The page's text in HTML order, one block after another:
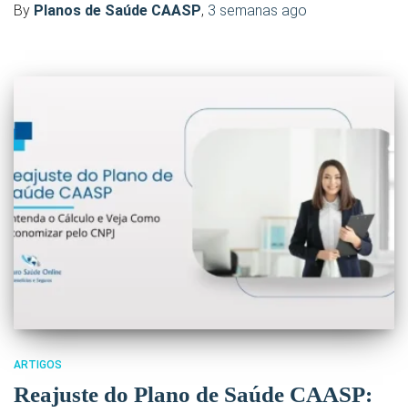
By Planos de Saúde CAASP, 3 semanas ago
ARTIGOS
Reajuste do Plano de Saúde CAASP: